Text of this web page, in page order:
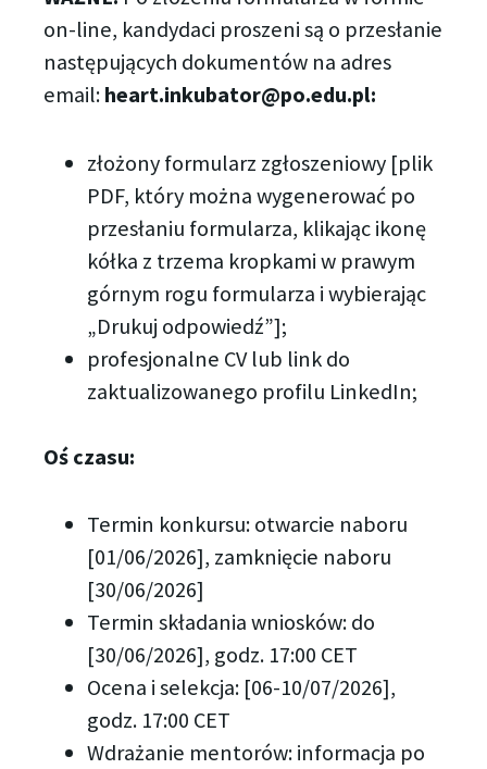
on-line, kandydaci proszeni są o przesłanie
następujących dokumentów na adres
email:heart.inkubator@po.edu.pl:
złożony formularz zgłoszeniowy [plik
PDF, który można wygenerować po
przesłaniu formularza, klikając ikonę
kółka z trzema kropkami w prawym
górnym rogu formularza i wybierając
„Drukuj odpowiedź”];
profesjonalne CV lub link do
zaktualizowanego profilu LinkedIn;
Oś czasu:
Termin konkursu: otwarcie naboru
[01/06/2026], zamknięcie naboru
[30/06/2026]
Termin składania wniosków: do
[30/06/2026], godz. 17:00 CET
Ocena i selekcja: [06-10/07/2026],
godz. 17:00 CET
Wdrażanie mentorów: informacja po